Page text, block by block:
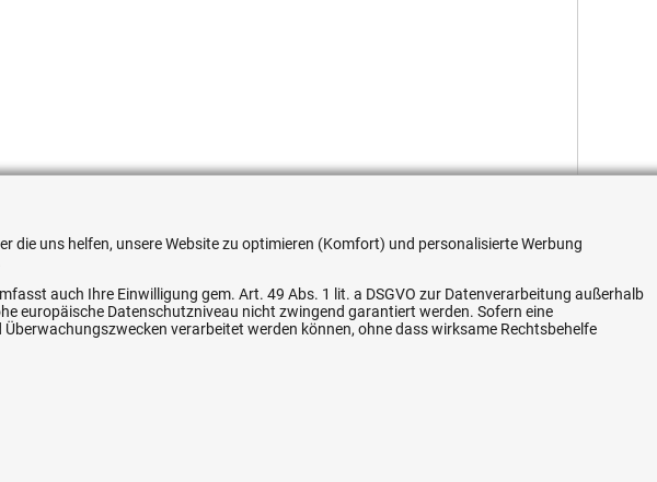
Flexible Zahlung
die uns helfen, unsere Website zu optimieren (Komfort) und personalisierte Werbung
auch Ihre Einwilligung gem. Art. 49 Abs. 1 lit. a DSGVO zur Datenverarbeitung außerhalb
europäische Datenschutzniveau nicht zwingend garantiert werden. Sofern eine
verarbeitet werden können, ohne dass wirksame Rechtsbehelfe